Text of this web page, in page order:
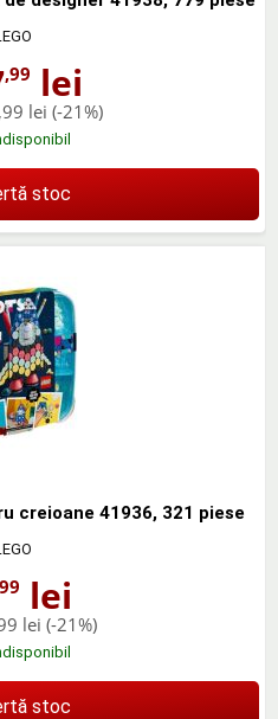
,99 lei
lei (-21%)
stoc
creioane 41936, 321 piese
lei
lei (-21%)
stoc